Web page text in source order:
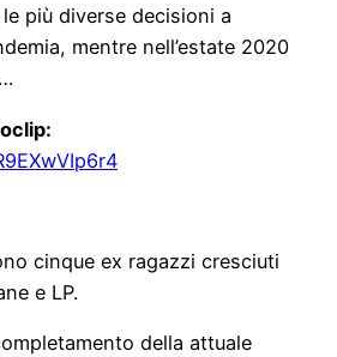
più diverse decisioni a
mentre nell’estate 2020
cinque ex ragazzi cresciuti
e LP.
della attuale